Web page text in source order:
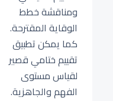
ومناقشة خطط
الوقاية المقترحة.
كما يمكن تطبيق
تقييم ختامي قصير
لقياس مستوى
الفهم والجاهزية.